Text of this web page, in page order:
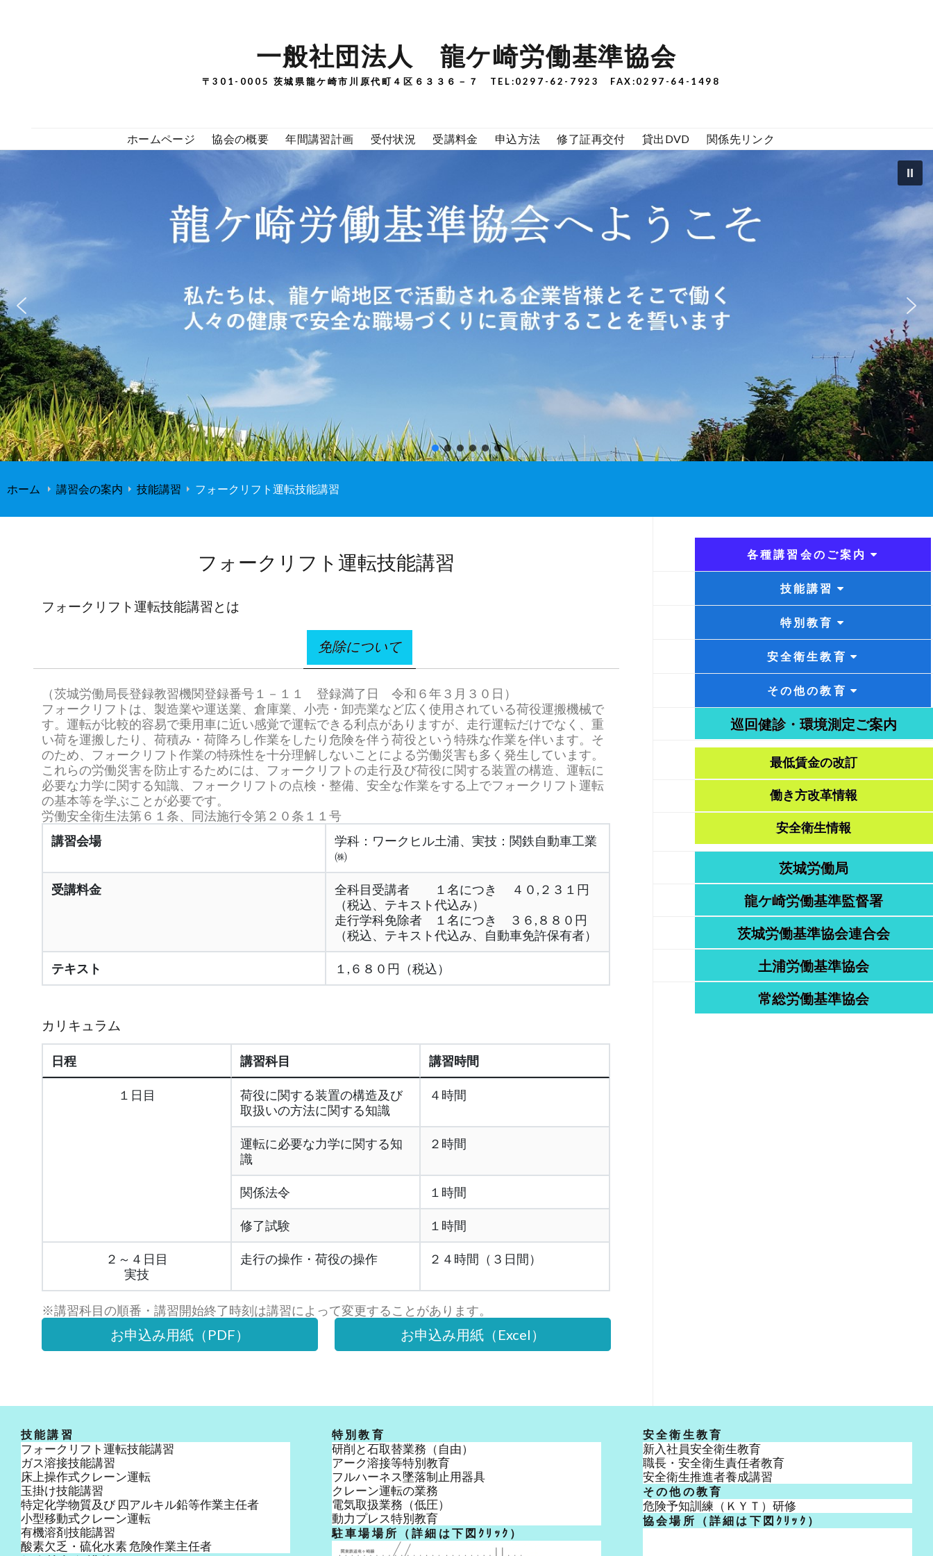
一般社団法人 龍ケ崎労働基準協会
〒301-0005 茨城県龍ケ崎市川原代町４区６３３６－７ TEL:0297-62-7923 FAX:0297-64-1498
ホームページ 協会の概要 年間講習計画 受付状況 受講料金 申込方法 修了証再交付 貸出DVD 関係先リンク
ホーム 講習会の案内 技能講習 フォークリフト運転技能講習
フォークリフト運転技能講習
フォークリフト運転技能講習とは
免除について
（茨城労働局長登録教習機関登録番号１－１１ 登録満了日 令和６年３月３０日）
フォークリフトは、製造業や運送業、倉庫業、小売・卸売業など広く使用されている荷役運搬機械で
す。運転が比較的容易で乗用車に近い感覚で運転できる利点がありますが、走行運転だけでなく、重
い荷を運搬したり、荷積み・荷降ろし作業をしたり危険を伴う荷役という特殊な作業を伴います。そ
のため、フォークリフト作業の特殊性を十分理解しないことによる労働災害も多く発生しています。
これらの労働災害を防止するためには、フォークリフトの走行及び荷役に関する装置の構造、運転に
必要な力学に関する知識、フォークリフトの点検・整備、安全な作業をする上でフォークリフト運転
の基本等を学ぶことが必要です。
労働安全衛生法第６１条、同法施行令第２０条１１号
講習会場
学科：ワークヒル土浦、実技：関鉄自動車工業
㈱
受講料金
全科目受講者 １名につき ４０,２３１円
（税込、テキスト代込み）
走行学科免除者 １名につき ３６,８８０円
（税込、テキスト代込み、自動車免許保有者）
テキスト １,６８０円（税込）
カリキュラム
日程 講習科目 講習時間
１日目
荷役に関する装置の構造及び
取扱いの方法に関する知識
４時間
運転に必要な力学に関する知
識
２時間
関係法令 １時間
修了試験 １時間
２～４日目
実技
走行の操作・荷役の操作 ２４時間（３日間）
※講習科目の順番・講習開始終了時刻は講習によって変更することがあります。
お申込み用紙（PDF） お申込み用紙（Excel）
各種講習会のご案内
技能講習
特別教育
安全衛生教育
その他の教育
巡回健診・環境測定ご案内
最低賃金の改訂
働き方改革情報
安全衛生情報
茨城労働局
龍ケ崎労働基準監督署
茨城労働基準協会連合会
土浦労働基準協会
常総労働基準協会
技能講習
フォークリフト運転技能講習
ガス溶接技能講習
床上操作式クレーン運転
玉掛け技能講習
特定化学物質及び 四アルキル鉛等作業主任者
小型移動式クレーン運転
有機溶剤技能講習
酸素欠乏・硫化水素 危険作業主任者
特別教育
研削と石取替業務（自由）
アーク溶接等特別教育
フルハーネス墜落制止用器具
クレーン運転の業務
電気取扱業務（低圧）
動力プレス特別教育
駐車場場所（詳細は下図ｸﾘｯｸ）
安全衛生教育
新入社員安全衛生教育
職長・安全衛生責任者教育
安全衛生推進者養成講習
その他の教育
危険予知訓練（ＫＹＴ）研修
協会場所（詳細は下図ｸﾘｯｸ）